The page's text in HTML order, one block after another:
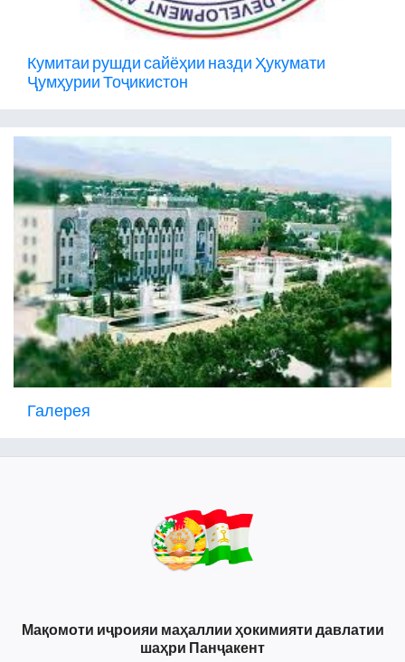
Кумитаи рушди сайёҳии назди Ҳукумати
Ҷумҳурии Тоҷикистон
Галерея
Мақомоти иҷроияи маҳаллии ҳокимияти давлатии
шаҳри Панҷакент